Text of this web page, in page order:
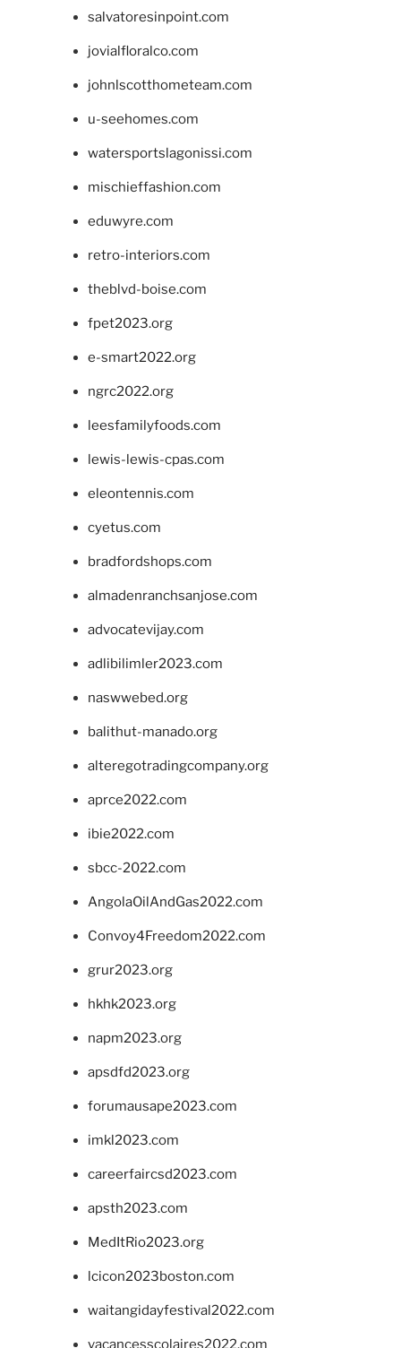
salvatoresinpoint.com
jovialfloralco.com
johnlscotthometeam.com
u-seehomes.com
watersportslagonissi.com
mischieffashion.com
eduwyre.com
retro-interiors.com
theblvd-boise.com
fpet2023.org
e-smart2022.org
ngrc2022.org
leesfamilyfoods.com
lewis-lewis-cpas.com
eleontennis.com
cyetus.com
bradfordshops.com
almadenranchsanjose.com
advocatevijay.com
adlibilimler2023.com
naswwebed.org
balithut-manado.org
alteregotradingcompany.org
aprce2022.com
ibie2022.com
sbcc-2022.com
AngolaOilAndGas2022.com
Convoy4Freedom2022.com
grur2023.org
hkhk2023.org
napm2023.org
apsdfd2023.org
forumausape2023.com
imkl2023.com
careerfaircsd2023.com
apsth2023.com
MedItRio2023.org
lcicon2023boston.com
waitangidayfestival2022.com
vacancesscolaires2022.com